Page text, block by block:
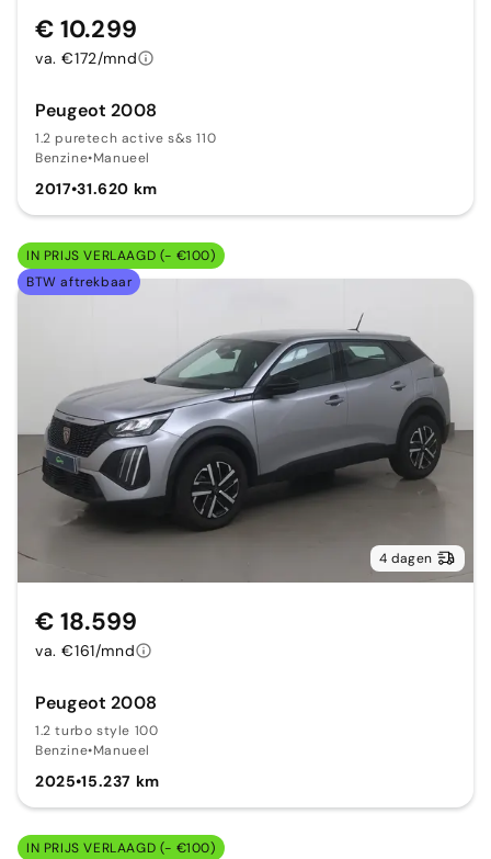
Peugeot 2008
1.2 puretech active s&s 110
Benzine•Manueel
2017•31.620 km
€ 10.299
va. €172/mnd
IN PRIJS VERLAAGD (- €100)
BTW aftrekbaar
4 dagen
Peugeot 2008
1.2 turbo style 100
Benzine•Manueel
2025•15.237 km
€ 18.599
va. €161/mnd
IN PRIJS VERLAAGD (- €100)